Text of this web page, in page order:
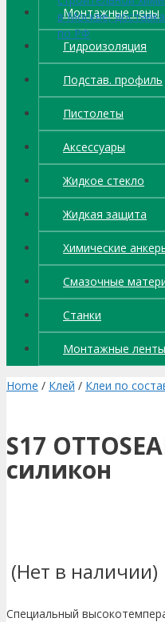
Монтажные пены
Гидроизоляция
Подстав. профиль
Пистолеты
Аксессуары
Жидкое стекло
Жидкая защита
Химические
Смазочные
Станки
Монтажные ленты
Home / Клей / Клеи по
S17
силикон
(Нет в наличии)
Специальный